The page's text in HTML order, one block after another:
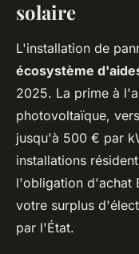
solaire
L'installation de
écosystème
2025. La prime à
photovoltaïque,
jusqu'à 500 € par
installations
l'obligation d'achat
votre surplus
par l'État.